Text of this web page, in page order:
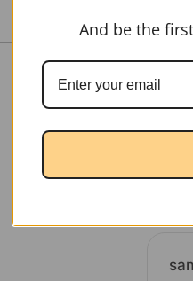
And be the